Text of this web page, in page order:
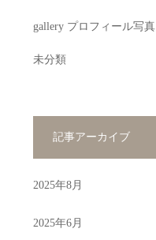
gallery プロフィール写真
未分類
記事アーカイブ
2025年8月
2025年6月